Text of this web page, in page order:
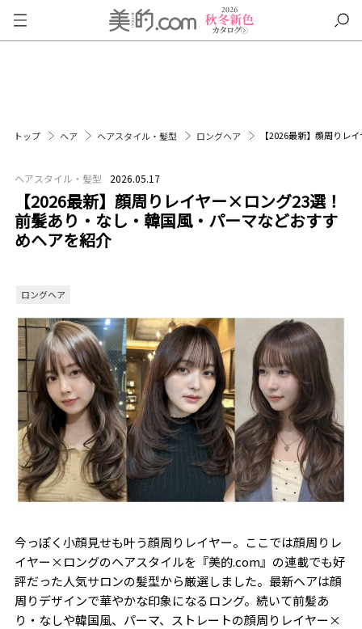
トップ ヘア ヘアスタイル・髪型 ロングヘア 【2026最新】顔周りレ
ヘアスタイル・髪型 2026.05.17
【2026最新】顔周りレイヤー×ロング23選！
前髪あり・なし・韓国風・パーマなどおすす
めヘアを紹介
ロングヘア
今っぽく小顔見せも叶う顔周りレイヤー。ここでは顔周りレ
イヤー×ロングのヘアスタイルを『美的.com』の連載でも好
評だった人気サロンの髪型から厳選しました。最新ヘアは顔
周りデザインで華やかな印象になるロング。続いて前髪あ
り・なしや韓国風、パーマ、ストレートの顔周りレイヤー×